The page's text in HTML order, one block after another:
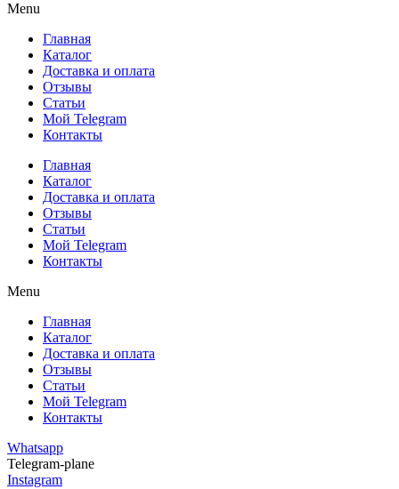
Menu
Главная
Каталог
Доставка и оплата
Отзывы
Статьи
Мой Telegram
Контакты
Главная
Каталог
Доставка и оплата
Отзывы
Статьи
Мой Telegram
Контакты
Menu
Главная
Каталог
Доставка и оплата
Отзывы
Статьи
Мой Telegram
Контакты
Whatsapp
Telegram-plane
Instagram